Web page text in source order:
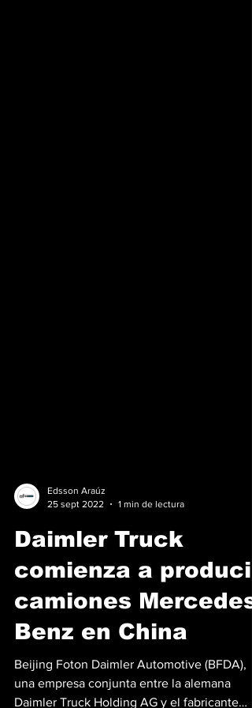
Edsson Araúz
25 sept 2022
1 min de lectura
Daimler Truck
comienza a producir
camiones Mercedes-
Benz en China
Beijing Foton Daimler Automotive (BFDA),